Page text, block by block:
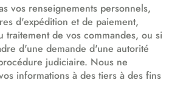
vos renseignements personnels,
d'expédition et de paiement,
traitement de vos commandes, ou si
d'une demande d'une autorité
judiciaire. Nous ne
informations à des tiers à des fins